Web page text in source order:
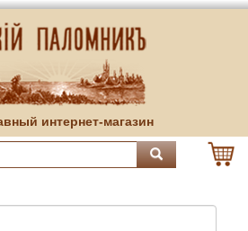
интернет-магазин